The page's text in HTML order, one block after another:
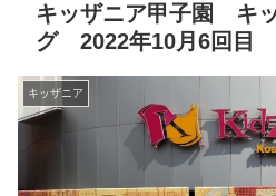
キッザニア甲子園 キ
グ 2022年10月6回目
キッザニア